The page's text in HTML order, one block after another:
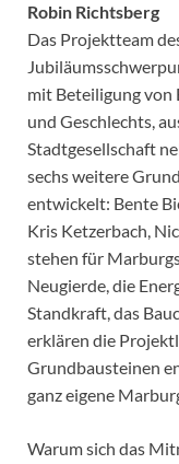
Robin Richtsberg
Das Projektteam
mit Beteiligung von
und Geschlechts,
Stadtgesellschaft
sechs weitere
entwickelt: Bente
Kris Ketzerbach,
stehen für
Neugierde, die
Standkraft, das
erklären die
Grundbausteinen
ganz eigene
Warum sich das